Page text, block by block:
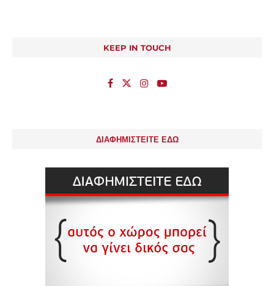
KEEP IN TOUCH
ΔΙΑΦΗΜΙΣΤΕΙΤΕ ΕΔΩ